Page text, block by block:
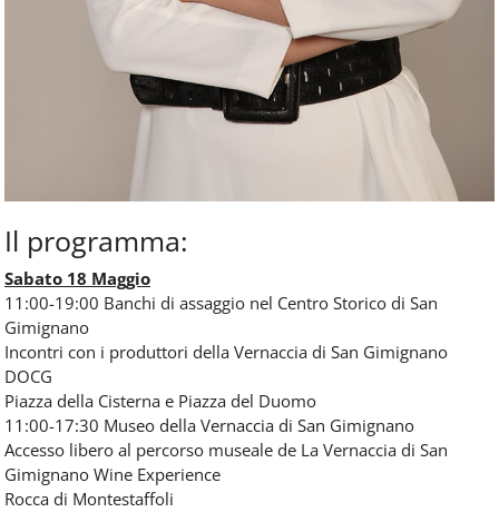
Il programma:
Sabato 18 Maggio
11:00-19:00 Banchi di assaggio nel Centro Storico di San
Gimignano
Incontri con i produttori della Vernaccia di San Gimignano
DOCG
Piazza della Cisterna e Piazza del Duomo
11:00-17:30 Museo della Vernaccia di San Gimignano
Accesso libero al percorso museale de La Vernaccia di San
Gimignano Wine Experience
Rocca di Montestaffoli